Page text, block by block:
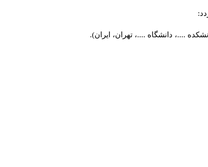
....، دانشگاه ....، تهران، ایران).